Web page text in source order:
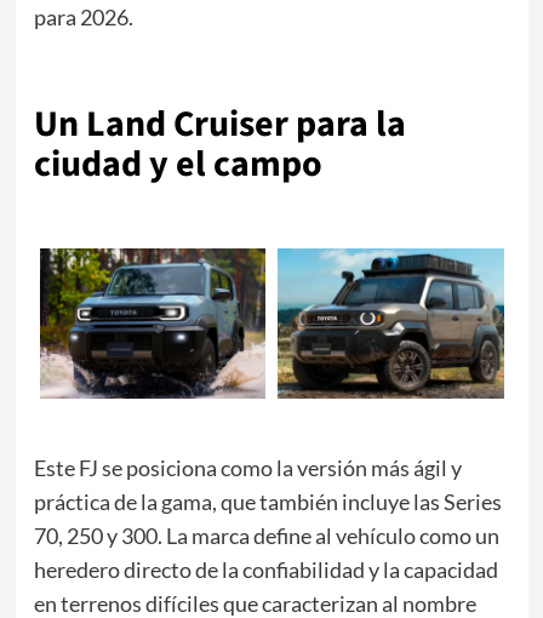
para 2026.
Un Land Cruiser para la
ciudad y el campo
Este FJ se posiciona como la versión más ágil y
práctica de la gama, que también incluye las Series
70, 250 y 300. La marca define al vehículo como un
heredero directo de la confiabilidad y la capacidad
en terrenos difíciles que caracterizan al nombre